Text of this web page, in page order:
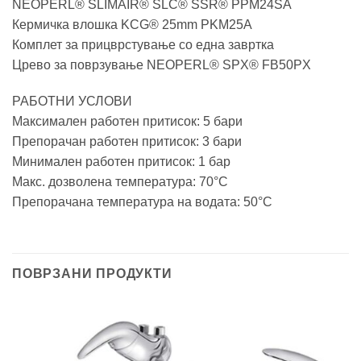
NEOPERL® SLIMAIR® SLC® SSR® PPM24SA
Кермичка влошка KCG® 25mm PKM25A
Комплет за прицврстување со една завртка
Црево за поврзување NEOPERL® SPX® FB50PX
РАБОТНИ УСЛОВИ
Максимален работен притисок: 5 бари
Препорачан работен притисок: 3 бари
Минимален работен притисок: 1 бар
Макс. дозволена температура: 70°C
Препорачана температура на водата: 50°C
ПОВРЗАНИ ПРОДУКТИ